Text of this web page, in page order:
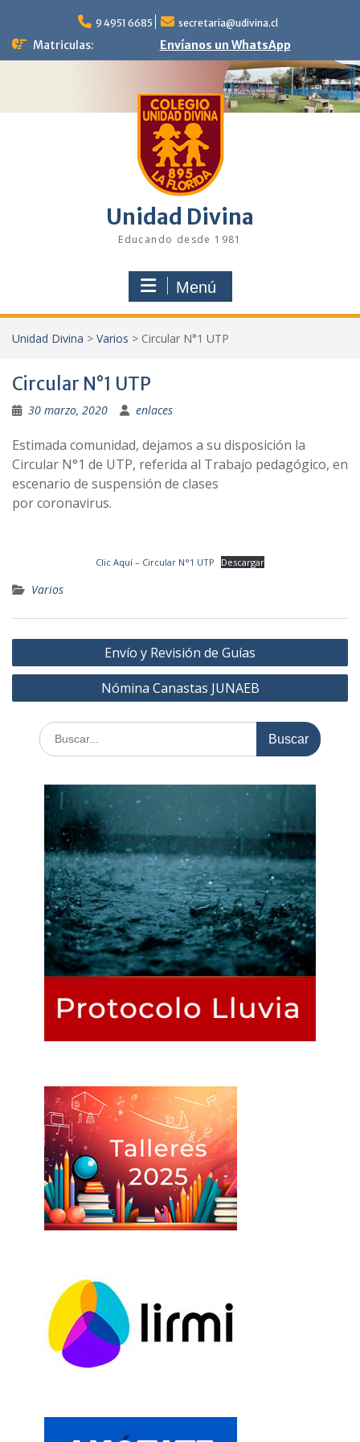
contenido
9 4951 6685 secretaria@udivina.cl
Matriculas: Envíanos un WhatsApp
Unidad Divina
Educando desde 1981
Menú
Unidad Divina > Varios > Circular N°1 UTP
Circular N°1 UTP
30 marzo, 2020 enlaces
Estimada comunidad, dejamos a su disposición la
Circular N°1 de UTP, referida al Trabajo pedagógico, en
escenario de suspensión de clases
por coronavirus.
Clic Aquí – Circular N°1 UTP Descargar
Varios
Navegación
de
Envío y Revisión de Guías
Nómina Canastas JUNAEB
Buscar: